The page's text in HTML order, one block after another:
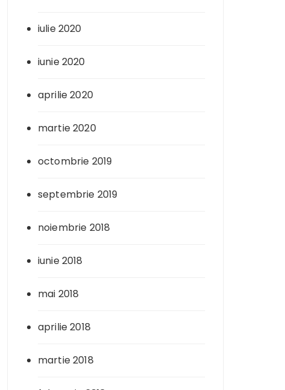
iulie 2020
iunie 2020
aprilie 2020
martie 2020
octombrie 2019
septembrie 2019
noiembrie 2018
iunie 2018
mai 2018
aprilie 2018
martie 2018